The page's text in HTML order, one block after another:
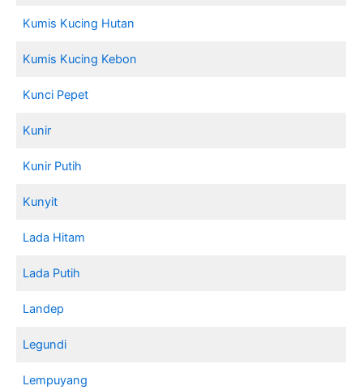
Kumis Kucing Hutan
Kumis Kucing Kebon
Kunci Pepet
Kunir
Kunir Putih
Kunyit
Lada Hitam
Lada Putih
Landep
Legundi
Lempuyang